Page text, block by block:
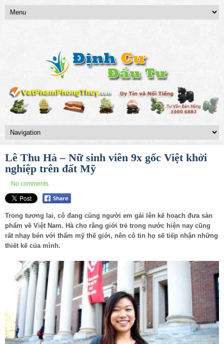
Lê Thu Hà – Nữ sinh viên 9x gốc Việt khởi
nghiệp trên đất Mỹ
No comments
Trong tương lai, cô đang cùng người em gái lên kế hoạch đưa sản
phẩm về Việt Nam. Hà cho rằng giới trẻ trong nước hiện nay cũng
rất nhạy bén với thẩm mỹ thế giới, nên cô tin họ sẽ tiếp nhận những
thiết kế của mình.